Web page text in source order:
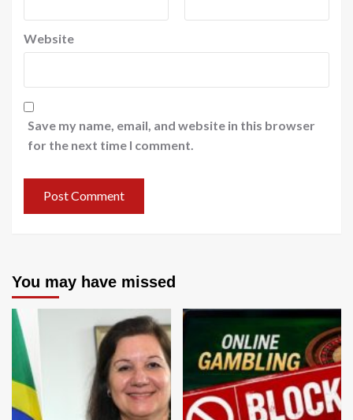
Website
Save my name, email, and website in this browser
for the next time I comment.
You may have missed